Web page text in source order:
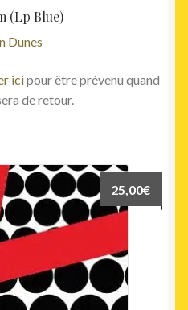
(Lp Blue)
Dunes
icipour être prévenu quand
de retour.
25,00€